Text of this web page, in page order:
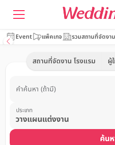
Event แพ็คเกจ รวมสถานที่จัดงาน
สถานที่จัดงาน โรงแรม ผู้
คำค้นหา (ถ้ามี)
ประเภท
ค้น